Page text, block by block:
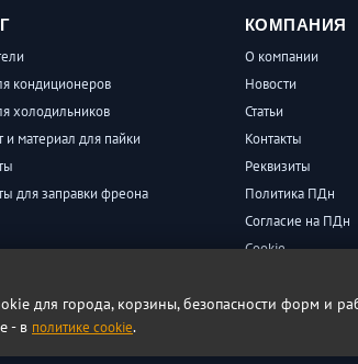
кондиционеров
холодильников
и материал для пайки
для заправки фреона
КОМПАНИЯ
О компании
Новости
Статьи
Контакты
Реквизиты
Политика ПДн
Согласие на ПДн
Cookie
Условия продажи
для города, корзины, безопасности форм и
- в политике cookie.